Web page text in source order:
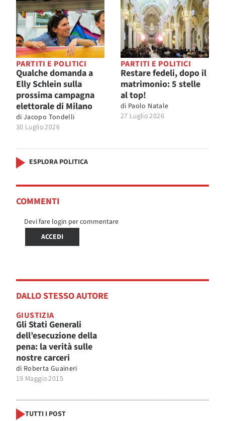
PARTITI E POLITICI
Qualche domanda a
Elly Schlein sulla
prossima campagna
elettorale di Milano
di Jacopo Tondelli
30 Luglio 2026
PARTITI E POLITICI
Restare fedeli, dopo il
matrimonio: 5 stelle
al top!
di Paolo Natale
27 Luglio 2026
ESPLORA POLITICA
COMMENTI
Devi fare login per commentare
ACCEDI
DALLO STESSO AUTORE
GIUSTIZIA
Gli Stati Generali
dell’esecuzione della
pena: la verità sulle
nostre carceri
di Roberta Guaineri
19 Maggio 2015
TUTTI I POST